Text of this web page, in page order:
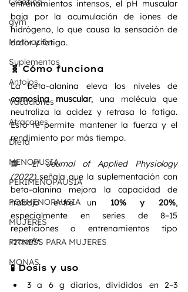
gym
Motivación
Suplementos
Antojos
Vacaciones
Atracones
Dieta
MENOPUSIA
PERIMENOPAUSIA
POSMENOPAUSIA
MUJERES
FITNESS PARA MUJERES
MONAS
entrenamientos intensos, el pH muscular
baja por la acumulación de iones de
hidrógeno, lo que causa la sensación de
ardor y fatiga.
🧬 Cómo funciona
carnosina muscular, una molécula que
neutraliza la acidez y retrasa la fatiga.
Esto te permite mantener la fuerza y el
rendimiento por más tiempo.
📘 El Journal of Applied Physiology
(2022) señala que la suplementación con
beta-alanina mejora la capacidad de
trabajo entre un 10% y 20%,
especialmente en series de 8–15
crossfit.
🧪 Dosis y uso
3 a 6 g diarios, divididos en 2–3